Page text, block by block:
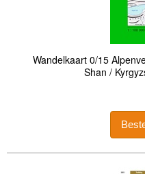
Wandelkaart 0/15
Shan /